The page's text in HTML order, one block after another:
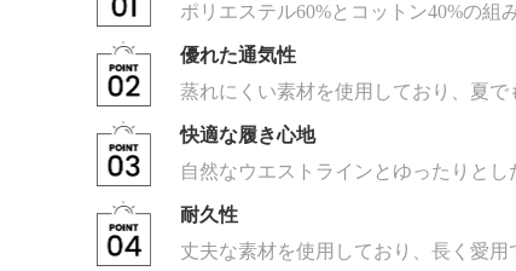
ポリエステル60%とコットン40%の組
優れた通気性
蒸れにくい素材を使用しており、夏で
快適な履き心地
自然なウエストラインとゆったりと
耐久性
丈夫な素材を使用しており、長く愛用